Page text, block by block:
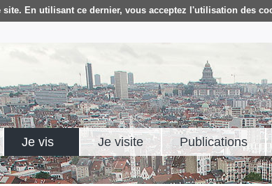
En utilisant ce dernier, vous acceptez l'utilisation des
Je vis Je visite Publications